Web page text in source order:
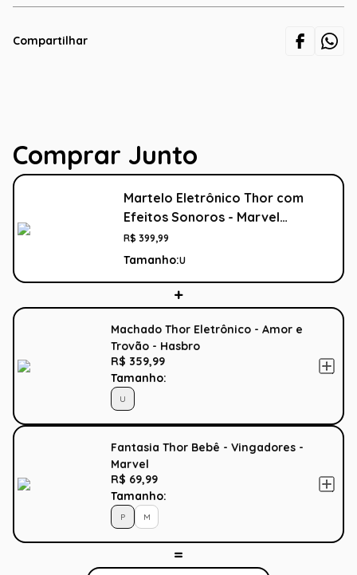
Compartilhar
Comprar Junto
Martelo Eletrônico Thor com
Efeitos Sonoros - Marvel
Colecionadores
R$ 399,99
Tamanho:U
Machado Thor Eletrônico - Amor e
Trovão - Hasbro
R$ 359,99
Tamanho:
U
Fantasia Thor Bebê - Vingadores -
Marvel
R$ 69,99
Tamanho:
P M